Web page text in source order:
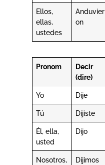
Ellos,
ellas,
ustedes
Anduvier
on
Pronom
Decir
(dire)
Yo Dije
Tú Dijiste
Él, ella,
usted
Dijo
Nosotros,
Dijimos